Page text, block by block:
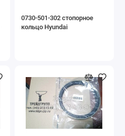
0730-501-302 стопорное
кольцо Hyundai